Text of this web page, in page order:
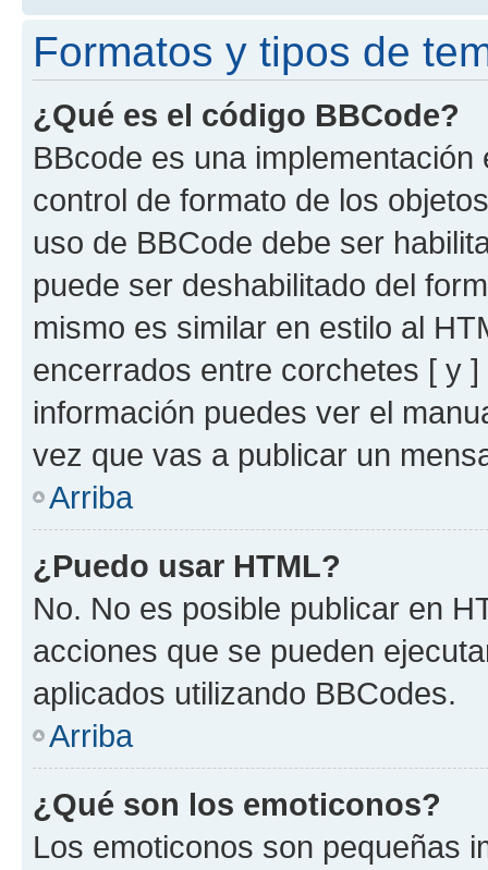
Formatos y tipos de
¿Qué es el código BBCode?
BBcode es una
control de formato de los
uso de BBCode debe ser
puede ser deshabilitado del
mismo es similar en estilo al
encerrados entre corchetes [ y
información puedes ver el
vez que vas a publicar un
Arriba
¿Puedo usar HTML?
No. No es posible publicar en
acciones que se pueden
aplicados utilizando BBCodes.
Arriba
¿Qué son los emoticonos?
Los emoticonos son pequeñas